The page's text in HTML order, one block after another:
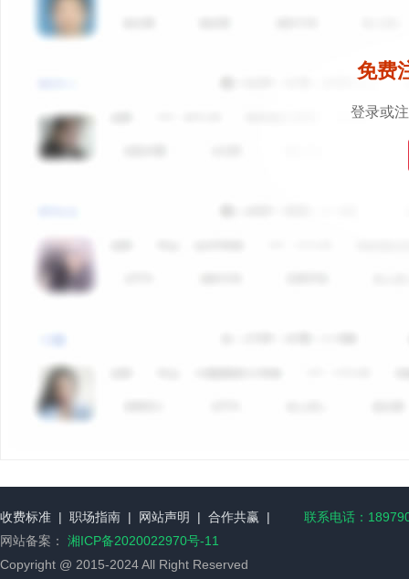
免费
登录或
收费标准 | 职场指南 | 网站声明 | 合作共赢 |
联系电话：
网站备案： 湘ICP备2020022970号-11
Copyright @ 2015-2024 All Right Reserved